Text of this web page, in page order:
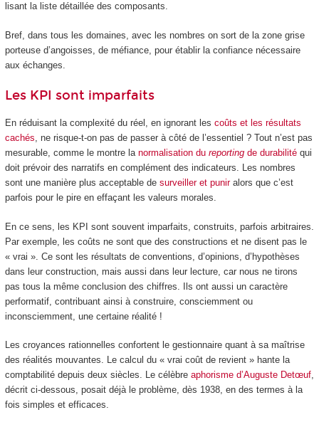
lisant la liste détaillée des composants.
Bref, dans tous les domaines, avec les nombres on sort de la zone grise
porteuse d’angoisses, de méfiance, pour établir la confiance nécessaire
aux échanges.
Les KPI sont imparfaits
En réduisant la complexité du réel, en ignorant les coûts et les résultats
cachés, ne risque-t-on pas de passer à côté de l’essentiel ? Tout n’est pas
mesurable, comme le montre la normalisation du reportingde durabilitéqui
doit prévoir des narratifs en complément des indicateurs. Les nombres
sont une manière plus acceptable de surveiller et puniralors que c’est
parfois pour le pire en effaçant les valeurs morales.
En ce sens, les KPI sont souvent imparfaits, construits, parfois arbitraires.
Par exemple, les coûts ne sont que des constructions et ne disent pas le
« vrai ». Ce sont les résultats de conventions, d’opinions, d’hypothèses
dans leur construction, mais aussi dans leur lecture, car nous ne tirons
pas tous la même conclusion des chiffres. Ils ont aussi un caractère
performatif, contribuant ainsi à construire, consciemment ou
inconsciemment, une certaine réalité !
Les croyances rationnelles confortent le gestionnaire quant à sa maîtrise
des réalités mouvantes. Le calcul du « vrai coût de revient » hante la
comptabilité depuis deux siècles. Le célèbre aphorisme d’Auguste Detœuf,
décrit ci-dessous, posait déjà le problème, dès 1938, en des termes à la
fois simples et efficaces.